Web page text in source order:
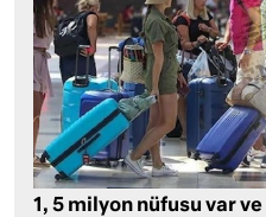
1, 5 milyon nüfusu var